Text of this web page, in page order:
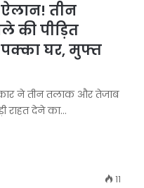
ऐलान! तीन
की पीड़ित
घर, मुफ्त
ने तीन तलाक और तेजाब
राहत देने का…
11